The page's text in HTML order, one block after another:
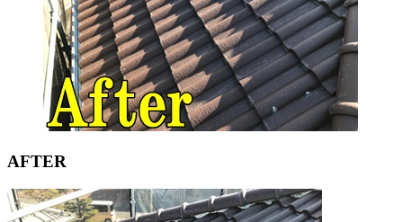
AFTER